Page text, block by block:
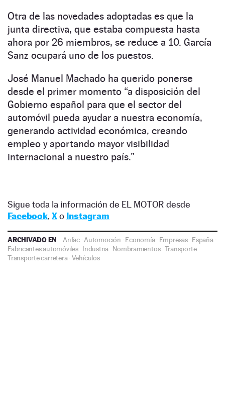
Otra de las novedades adoptadas es que la
junta directiva, que estaba compuesta hasta
ahora por 26 miembros, se reduce a 10. García
Sanz ocupará uno de los puestos.
José Manuel Machado ha querido ponerse
desde el primer momento “a disposición del
Gobierno español para que el sector del
automóvil pueda ayudar a nuestra economía,
generando actividad económica, creando
empleo y aportando mayor visibilidad
internacional a nuestro país.”
Sigue toda la información de EL MOTOR desde
Facebook, Xo Instagram
ARCHIVADO EN Anfac·Automoción ·Economía· Empresas·España·
Fabricantes automóviles· Industria·Nombramientos·Transporte·
Transporte carretera·Vehículos